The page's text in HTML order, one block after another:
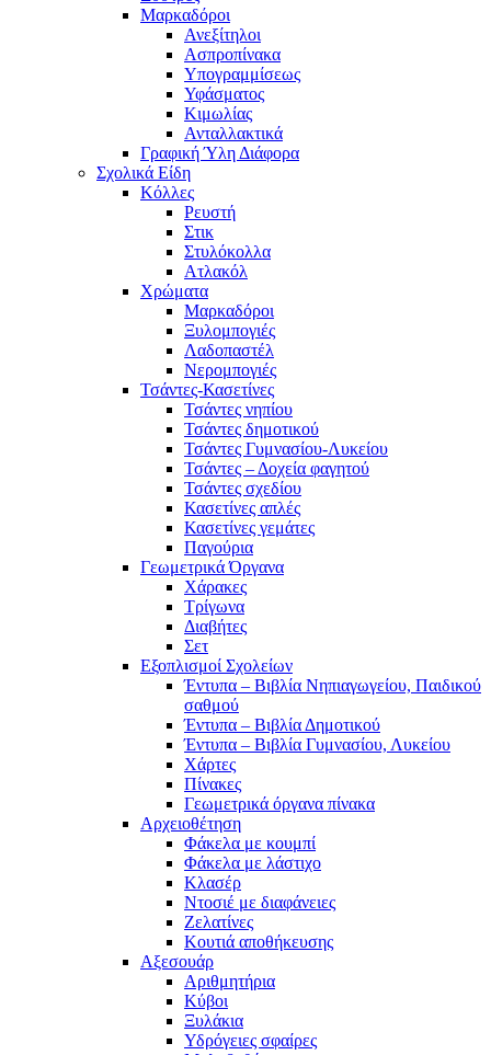
Μαρκαδόροι
Ανεξίτηλοι
Ασπροπίνακα
Υπογραμμίσεως
Υφάσματος
Κιμωλίας
Ανταλλακτικά
Γραφική Ύλη Διάφορα
Σχολικά Είδη
Κόλλες
Ρευστή
Στικ
Στυλόκολλα
Ατλακόλ
Χρώματα
Μαρκαδόροι
Ξυλομπογιές
Λαδοπαστέλ
Νερομπογιές
Τσάντες-Κασετίνες
Τσάντες νηπίου
Τσάντες δημοτικού
Τσάντες Γυμνασίου-Λυκείου
Τσάντες – Δοχεία φαγητού
Τσάντες σχεδίου
Κασετίνες απλές
Κασετίνες γεμάτες
Παγούρια
Γεωμετρικά Όργανα
Χάρακες
Τρίγωνα
Διαβήτες
Σετ
Εξοπλισμοί Σχολείων
Έντυπα – Βιβλία Νηπιαγωγείου, Παιδικού
σαθμού
Έντυπα – Βιβλία Δημοτικού
Έντυπα – Βιβλία Γυμνασίου, Λυκείου
Χάρτες
Πίνακες
Γεωμετρικά όργανα πίνακα
Αρχειοθέτηση
Φάκελα με κουμπί
Φάκελα με λάστιχο
Κλασέρ
Ντοσιέ με διαφάνειες
Ζελατίνες
Κουτιά αποθήκευσης
Αξεσουάρ
Αριθμητήρια
Κύβοι
Ξυλάκια
Υδρόγειες σφαίρες